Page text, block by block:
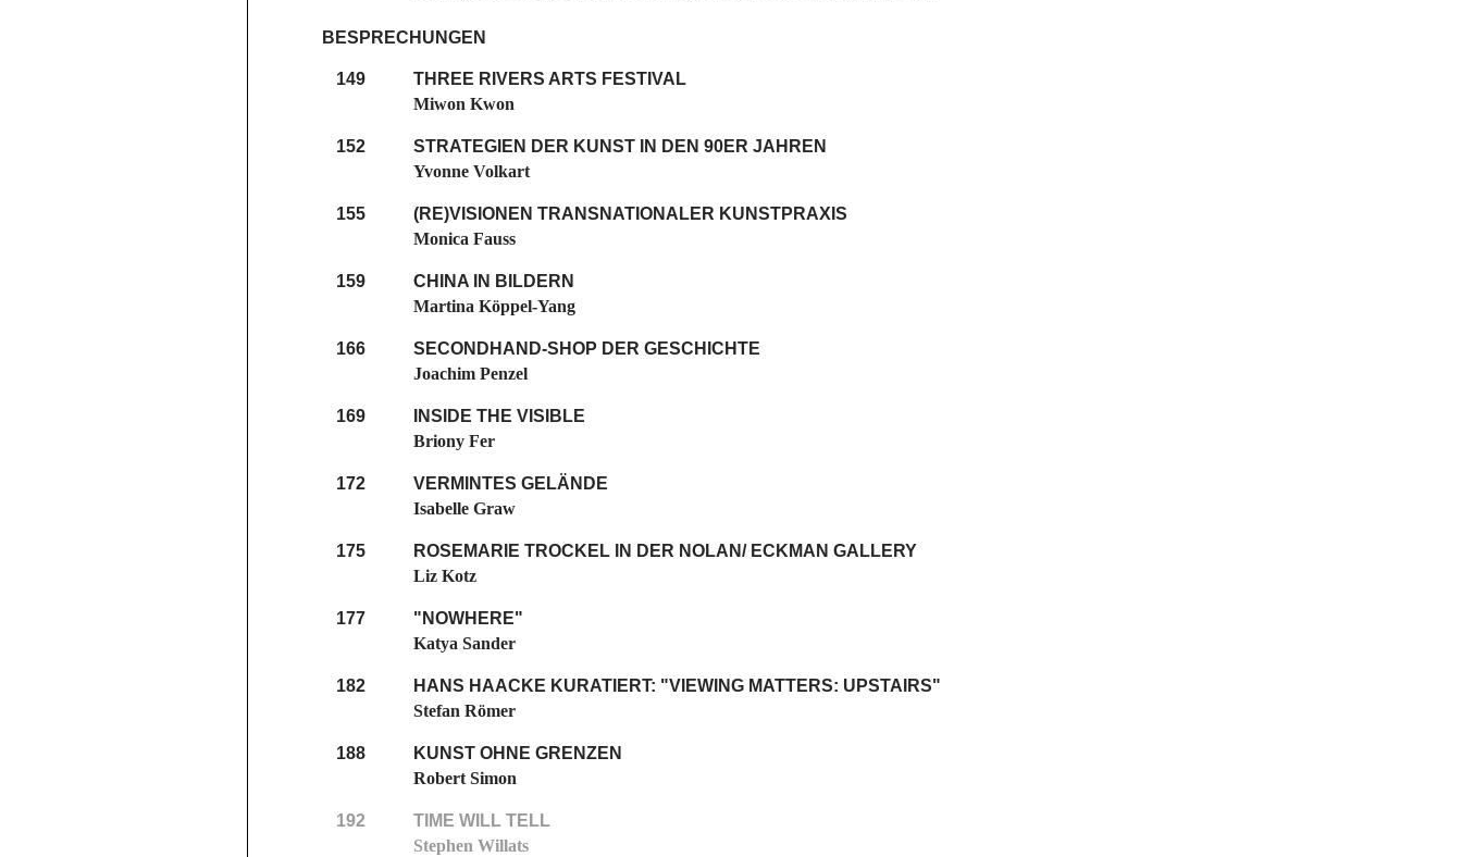
BESPRECHUNGEN
149
THREE RIVERS ARTS FESTIVAL
Miwon Kwon
152
STRATEGIEN DER KUNST IN DEN 90ER JAHREN
Yvonne Volkart
155
(RE)VISIONEN TRANSNATIONALER KUNSTPRAXIS
Monica Fauss
159
CHINA IN BILDERN
Martina Köppel-Yang
166
SECONDHAND-SHOP DER GESCHICHTE
Joachim Penzel
169
INSIDE THE VISIBLE
Briony Fer
172
VERMINTES GELÄNDE
Isabelle Graw
175
ROSEMARIE TROCKEL IN DER NOLAN/ ECKMAN GALLERY
Liz Kotz
177
"NOWHERE"
Katya Sander
182
HANS HAACKE KURATIERT: "VIEWING MATTERS: UPSTAIRS"
Stefan Römer
188
KUNST OHNE GRENZEN
Robert Simon
192
TIME WILL TELL
Stephen Willats